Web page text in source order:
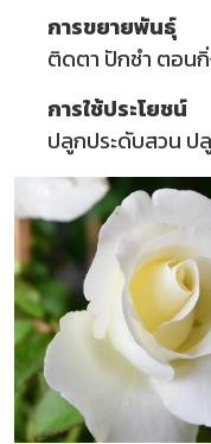
การขยายพันธุ์
ติดตา ปักชำ ตอน
การใช้ประโยชน์
ปลูกประดับสวน ป